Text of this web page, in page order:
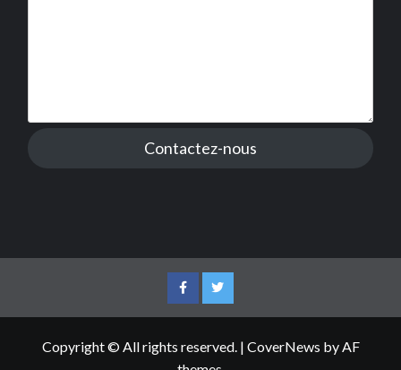
Contactez-nous
FacebookTwitter
Copyright © All rights reserved. | CoverNews by AF